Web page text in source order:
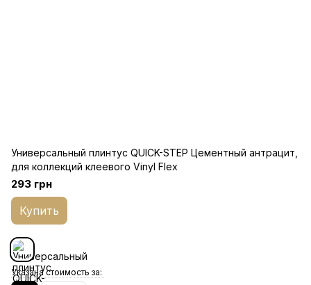
Универсальный плинтус QUICK-STEP Цементный антрацит,
для коллекций клеевого Vinyl Flex
293 грн
Купить
Указана стоимость за: